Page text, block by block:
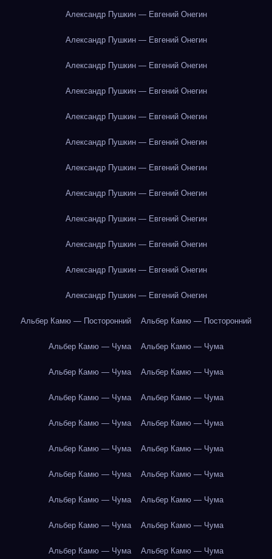
Александр Пушкин — Евгений Онегин
Александр Пушкин — Евгений Онегин
Александр Пушкин — Евгений Онегин
Александр Пушкин — Евгений Онегин
Александр Пушкин — Евгений Онегин
Александр Пушкин — Евгений Онегин
Александр Пушкин — Евгений Онегин
Александр Пушкин — Евгений Онегин
Александр Пушкин — Евгений Онегин
Александр Пушкин — Евгений Онегин
Александр Пушкин — Евгений Онегин
Александр Пушкин — Евгений Онегин
Альбер Камю — Посторонний Альбер Камю — Посторонний
Альбер Камю — Чума Альбер Камю — Чума
Альбер Камю — Чума Альбер Камю — Чума
Альбер Камю — Чума Альбер Камю — Чума
Альбер Камю — Чума Альбер Камю — Чума
Альбер Камю — Чума Альбер Камю — Чума
Альбер Камю — Чума Альбер Камю — Чума
Альбер Камю — Чума Альбер Камю — Чума
Альбер Камю — Чума Альбер Камю — Чума
Альбер Камю — Чума Альбер Камю — Чума